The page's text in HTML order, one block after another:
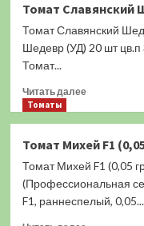
Любовь
Токио
F1
(Лучшая
Томат Славянский
Томат Славянский
Шедевр (УД) 20 шт
Томат...
Читать далееПрочитать
Славянский
Шедевр
(0,1
(Лучшая
Томаты
Томат Михей F1
Томат Михей F1 (0,05
(Профессиональная
F1, раннеспелый, 0,05...